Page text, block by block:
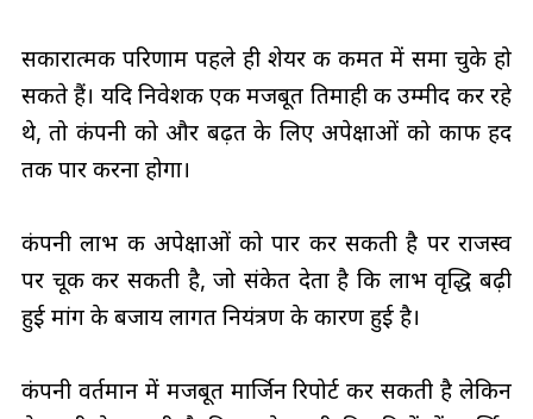
सकारात्मक परिणाम पहले ही शेयर की कीमत में समा चुके हो
सकते हैं। यदि निवेशक एक मजबूत तिमाही की उम्मीद कर रहे
थे, तो कंपनी को और बढ़त के लिए अपेक्षाओं को काफी हद
तक पार करना होगा।
कंपनी लाभ की अपेक्षाओं को पार कर सकती है पर राजस्व
पर चूक कर सकती है, जो संकेत देता है कि लाभ वृद्धि बढ़ी
हुई मांग के बजाय लागत नियंत्रण के कारण हुई है।
कंपनी वर्तमान में मजबूत मार्जिन रिपोर्ट कर सकती है लेकिन